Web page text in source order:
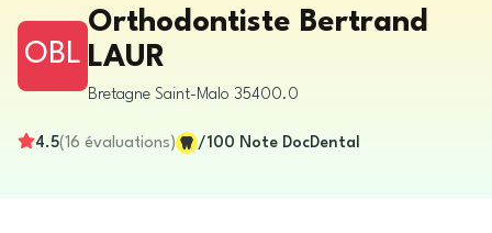
OBL
Orthodontiste Bertrand
LAUR
Bretagne Saint-Malo 35400.0
4.5(16 évaluations) /100 Note DocDental